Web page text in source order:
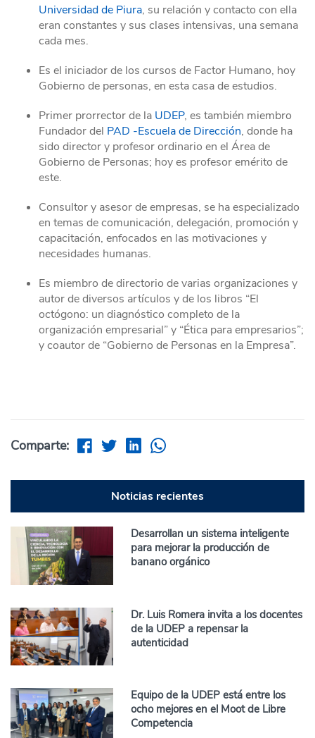
Universidad de Piura, su relación y contacto con ella
eran constantes y sus clases intensivas, una semana
cada mes.
Es el iniciador de los cursos de Factor Humano, hoy
Gobierno de personas, en esta casa de estudios.
Primer prorrector de la UDEP, es también miembro
Fundador del PAD -Escuela de Dirección, donde ha
sido director y profesor ordinario en el Área de
Gobierno de Personas; hoy es profesor emérito de
este.
Consultor y asesor de empresas, se ha especializado
en temas de comunicación, delegación, promoción y
capacitación, enfocados en las motivaciones y
necesidades humanas.
Es miembro de directorio de varias organizaciones y
autor de diversos artículos y de los libros “El
octógono: un diagnóstico completo de la
organización empresarial” y “Ética para empresarios”;
y coautor de “Gobierno de Personas en la Empresa”.
Comparte:
Noticias recientes
Desarrollan un sistema inteligente
para mejorar la producción de
banano orgánico
Dr. Luis Romera invita a los docentes
de la UDEP a repensar la
autenticidad
Equipo de la UDEP está entre los
ocho mejores en el Moot de Libre
Competencia